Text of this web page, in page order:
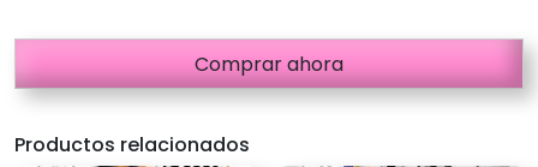
Comprar ahora
Productos relacionados